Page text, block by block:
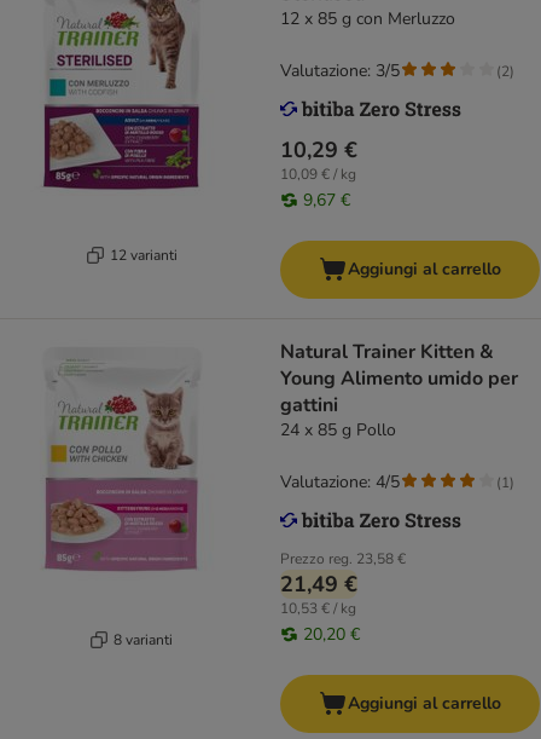
12 varianti
12 x 85 g con Merluzzo
10,29 €
10,09 € / kg
9,67 €
Valutazione: 3/5 (2)
Aggiungi al carrello
8 varianti
Natural Trainer Kitten &
Young Alimento umido per
gattini
24 x 85 g Pollo
Prezzo reg. 23,58 €
21,49 €
10,53 € / kg
20,20 €
Valutazione: 4/5 (1)
Aggiungi al carrello